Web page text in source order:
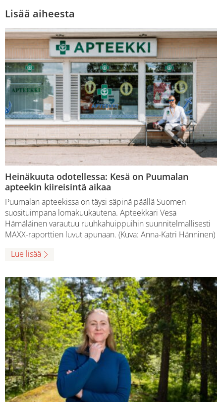
Lisää aiheesta
Heinäkuuta odotellessa: Kesä on Puumalan
apteekin kiireisintä aikaa
Puumalan apteekissa on täysi säpinä päällä Suomen
suosituimpana lomakuukautena. Apteekkari Vesa
Hämäläinen varautuu ruuhkahuippuihin suunnitelmallisesti
MAXX-raporttien luvut apunaan. (Kuva: Anna-Katri Hänninen)
Lue lisää